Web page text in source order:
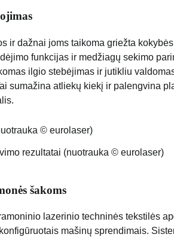
ir dažnai joms taikoma griežta
funkcijas ir medžiagų sekimo
ilgio stebėjimas ir jutikliu
sumažina atliekų kiekį ir palengvina
rezultatai (nuotrauka © eurolaser)
šakoms
lazerinio techninės tekstilės
mašinų sprendimais.